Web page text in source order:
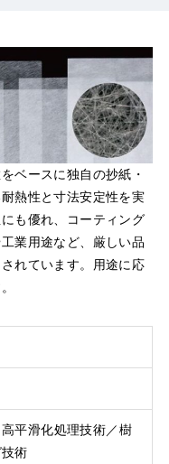
ベースに独自の抄紙・
熱性と寸法安定性を実
も優れ、コーティング
業用途など、厳しい品
れています。用途に応
平滑化処理技術／樹
術